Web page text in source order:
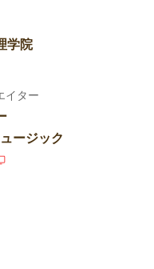
学院
イター
ージック